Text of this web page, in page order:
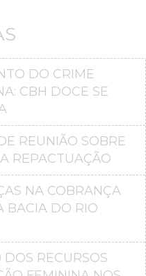
DO CRIME
CBH DOCE SE
REUNIÃO SOBRE
REPACTUAÇÃO
NA COBRANÇA
BACIA DO RIO
RECURSOS